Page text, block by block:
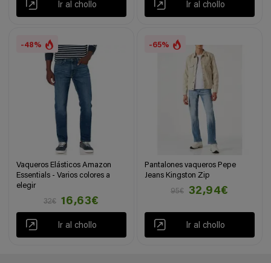
Ir al chollo Ir al chollo
-48%
Vaqueros Elásticos Amazon
Essentials - Varios colores a
elegir
32€
16,63€
Ir al chollo
-65%
Pantalones vaqueros Pepe
Jeans Kingston Zip
95€
32,94€
Ir al chollo